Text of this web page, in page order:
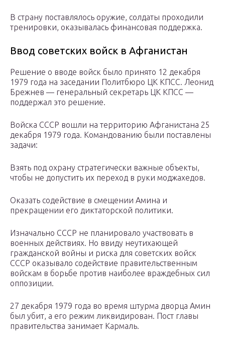
В страну поставлялось оружие, солдаты проходили
тренировки, оказывалась финансовая поддержка.
Ввод советских войск в Афганистан
Решение о вводе войск было принято 12 декабря
1979 года на заседании Политбюро ЦК КПСС. Леонид
Брежнев — генеральный секретарь ЦК КПСС —
поддержал это решение.
Войска СССР вошли на территорию Афганистана 25
декабря 1979 года. Командованию были поставлены
задачи:
Взять под охрану стратегически важные объекты,
чтобы не допустить их переход в руки моджахедов.
Оказать содействие в смещении Амина и
прекращении его диктаторской политики.
Изначально СССР не планировало участвовать в
военных действиях. Но ввиду неутихающей
гражданской войны и риска для советских войск
СССР оказывало содействие правительственным
войскам в борьбе против наиболее враждебных сил
оппозиции.
27 декабря 1979 года во время штурма дворца Амин
был убит, а его режим ликвидирован. Пост главы
правительства занимает Кармаль.